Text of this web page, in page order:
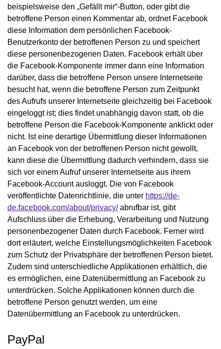
beispielsweise den „Gefällt mir“-Button, oder gibt die
betroffene Person einen Kommentar ab, ordnet Facebook
diese Information dem persönlichen Facebook-
Benutzerkonto der betroffenen Person zu und speichert
diese personenbezogenen Daten. Facebook erhält über
die Facebook-Komponente immer dann eine Information
darüber, dass die betroffene Person unsere Internetseite
besucht hat, wenn die betroffene Person zum Zeitpunkt
des Aufrufs unserer Internetseite gleichzeitig bei Facebook
eingeloggt ist; dies findet unabhängig davon statt, ob die
betroffene Person die Facebook-Komponente anklickt oder
nicht. Ist eine derartige Übermittlung dieser Informationen
an Facebook von der betroffenen Person nicht gewollt,
kann diese die Übermittlung dadurch verhindern, dass sie
sich vor einem Aufruf unserer Internetseite aus ihrem
Facebook-Account ausloggt. Die von Facebook
veröffentlichte Datenrichtlinie, die unter https://de-
de.facebook.com/about/privacy/abrufbar ist, gibt
Aufschluss über die Erhebung, Verarbeitung und Nutzung
personenbezogener Daten durch Facebook. Ferner wird
dort erläutert, welche Einstellungsmöglichkeiten Facebook
zum Schutz der Privatsphäre der betroffenen Person bietet.
Zudem sind unterschiedliche Applikationen erhältlich, die
es ermöglichen, eine Datenübermittlung an Facebook zu
unterdrücken. Solche Applikationen können durch die
betroffene Person genutzt werden, um eine
Datenübermittlung an Facebook zu unterdrücken.
PayPal